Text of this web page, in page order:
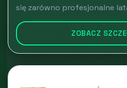
się zarówno profesjonalne
ZOBACZ